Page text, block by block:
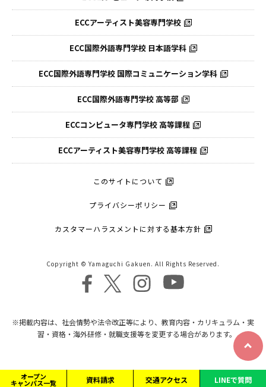
ECCアーティスト美容専門学校
ECC国際外語専門学校 日本語学科
ECC国際外語専門学校 国際コミュニケーション学科
ECC国際外語専門学校 高等部
ECCコンピュータ専門学校 高等課程
ECCアーティスト美容専門学校 高等課程
このサイトについて
プライバシーポリシー
カスタマーハラスメントに対する基本方針
Copyright © Yamaguchi Gakuen. All Rights Reserved.
※掲載内容は、社会情勢や法令改正等により、教育内容・カリキュラム・実
習・資格・海外研修・就職支援等を変更する場合があります。
オープン
キャンパス一覧 資料請求 交通アクセス LINEで質問